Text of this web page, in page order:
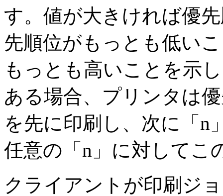
す。値が大きければ優
先順位がもっとも低い
もっとも高いことを示
ある場合、プリンタは
を先に印刷し、次に「n
任意の「n」に対してこ
クライアントが印刷ジ